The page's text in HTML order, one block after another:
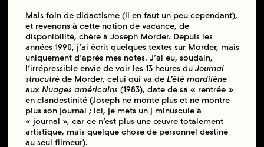
Mais foin de didactisme (il en faut un peu cependant),
et revenons à cette notion de vacance, de
disponibilité, chère à Joseph Morder. Depuis les
années 1990, j’ai écrit quelques textes sur Morder, mais
uniquement d’après mes notes. J’ai eu, soudain,
l’irrépressible envie de voir les 13 heures du Journal
strucutréde Morder, celui qui va de L’été mardilène
aux Nuages américains(1983), date de sa « rentrée »
en clandestinité (Joseph ne monte plus et ne montre
plus son journal ; ici, je mets un j minuscule à
« journal », car ce n’est plus une œuvre totalement
artistique, mais quelque chose de personnel destiné
au seul filmeur).